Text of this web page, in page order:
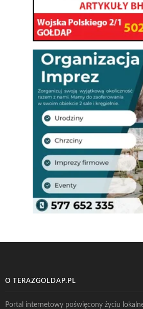
O TERAZGOLDAP.PL
Portal internetowy poświęcony życiu